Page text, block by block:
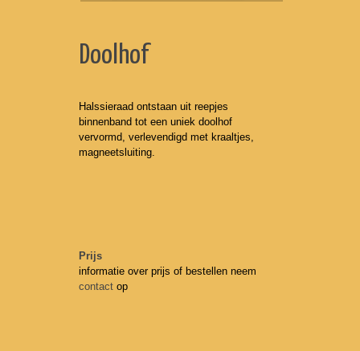
Doolhof
Halssieraad ontstaan uit reepjes
binnenband tot een uniek doolhof
vervormd, verlevendigd met kraaltjes,
magneetsluiting.
Prijs
informatie over prijs of bestellen neem
contact op